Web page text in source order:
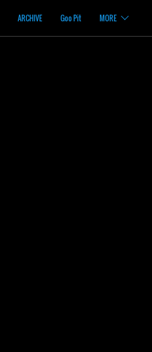
ARCHIVE Goo Pit MORE